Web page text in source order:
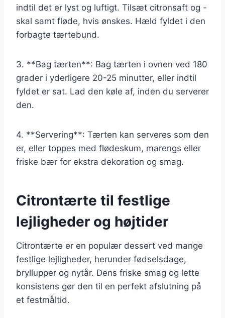
indtil det er lyst og luftigt. Tilsæt citronsaft og -
skal samt fløde, hvis ønskes. Hæld fyldet i den
forbagte tærtebund.
3. **Bag tærten**: Bag tærten i ovnen ved 180
grader i yderligere 20-25 minutter, eller indtil
fyldet er sat. Lad den køle af, inden du serverer
den.
4. **Servering**: Tærten kan serveres som den
er, eller toppes med flødeskum, marengs eller
friske bær for ekstra dekoration og smag.
Citrontærte til festlige
lejligheder og højtider
Citrontærte er en populær dessert ved mange
festlige lejligheder, herunder fødselsdage,
bryllupper og nytår. Dens friske smag og lette
konsistens gør den til en perfekt afslutning på
et festmåltid.